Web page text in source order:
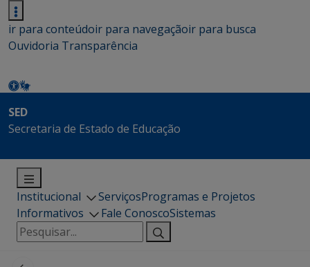
ir para conteúdoir para navegaçãoir para busca
Ouvidoria Transparência
SED
Secretaria de Estado de Educação
Institucional ServiçosProgramas e Projetos
Informativos
Fale ConoscoSistemas
Pesquisar
por: